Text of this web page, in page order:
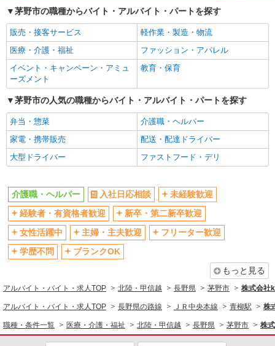
産休・育休取得実績あり
茅野市の職種からバイト・アルバイト・パートを探す
販売・接客サービス
軽作業・製造・物流
医療・介護・福祉
ファッション・アパレル
イベント・キャンペーン・アミュ
ーズメント
教育・保育
茅野市の人気の職種からバイト・アルバイト・パートを探す
弁当・惣菜
介護職・ヘルパー
家電・携帯販売
配送・配達ドライバー
大型ドライバー
ファストフード・デリ
介護職・ヘルパー 入社日応相談
未経験歓迎
経験者・有資格者歓迎
新卒・第二新卒歓迎
女性活躍中
主婦・主夫歓迎
フリーター歓迎
学歴不問
ブランクOK
もっと見る
アルバイト・バイト・求人TOP 北陸・甲信越 長野県 茅野市 株式会社
アルバイト・バイト・求人TOP 長野県の路線 ＪＲ中央本線 青柳駅 株
職種・条件一覧 医療・介護・福祉 北陸・甲信越 長野県 茅野市 株